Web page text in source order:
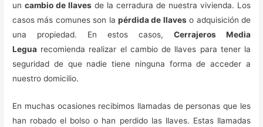
uncambio de llaves de la cerradura de nuestra vivienda. Los
casos más comunes son la pérdida de llaveso adquisición de
una propiedad. En estos casos, Cerrajeros Media
Legua recomienda realizar el cambio de llaves para tener la
seguridad de que nadie tiene ninguna forma de acceder a
nuestro domicilio.
En muchas ocasiones recibimos llamadas de personas que les
han robado el bolso o han perdido las llaves. Estas llamadas